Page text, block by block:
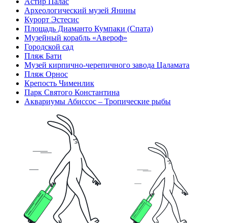
Археологический музей Янины
Курорт Эстесис
Площадь Диаманто Кумпаки (Спата)
Музейный корабль «Авероф»
Городской сад
Пляж Бати
Музей кирпично-черепичного завода Цаламата
Пляж Орнос
Крепость Чименлик
Парк Святого Константина
Аквариумы Абиссос – Тропические рыбы